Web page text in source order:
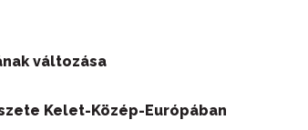
változása
Kelet-Közép-Európában